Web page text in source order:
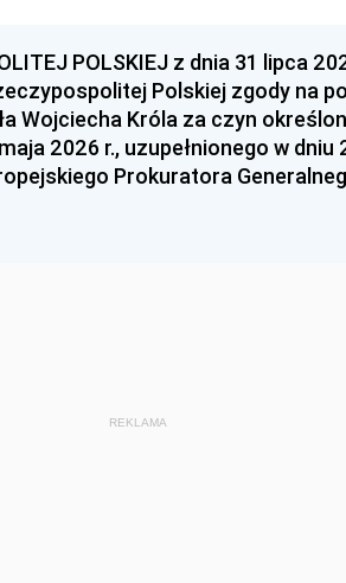
POLSKIEJ z dnia 31 lipca
Polskiej zgody na
Wojciecha Króla za czyn
2026 r., uzupełnionego w dniu
Prokuratora
REKLAMA